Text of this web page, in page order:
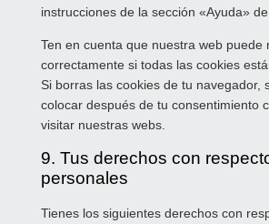
instrucciones de la sección «Ayuda»
Ten en cuenta que nuestra web puede
correctamente si todas las cookies
Si borras las cookies de tu navegador,
colocar después de tu consentimiento
visitar nuestras webs.
9. Tus derechos con
personales
Tienes los siguientes derechos con